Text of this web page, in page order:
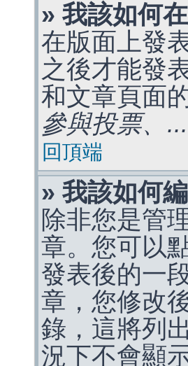
» 我該如何
在版面上發
之後才能發
和文章頁面
參與投票、
回頂端
» 我該如何
除非您是管
章。您可以
發表後的一
章，您修改
錄，這將列
況下不會顯